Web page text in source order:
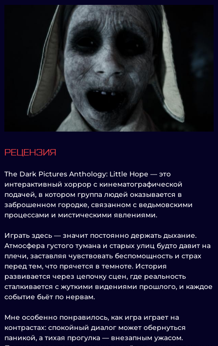
РЕЦЕНЗИЯ
The Dark Pictures Anthology: Little Hope — это
интерактивный хоррор с кинематографической
подачей, в котором группа людей оказывается в
заброшенном городке, связанном с ведьмовскими
процессами и мистическими явлениями.
Играть здесь — значит постоянно держать дыхание.
Атмосфера густого тумана и старых улиц будто давит на
плечи, заставляя чувствовать беспомощность и страх
перед тем, что прячется в темноте. История
развивается через цепочку сцен, где реальность
сталкивается с жуткими видениями прошлого, и каждое
событие бьёт по нервам.
Мне особенно понравилось, как игра играет на
контрастах: спокойный диалог может обернуться
паникой, а тихая прогулка — внезапным ужасом.